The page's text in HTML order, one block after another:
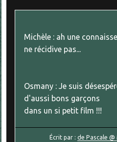
Michèle : ah une
ne récidive pas...
Osmany : Je suis
d'aussi bons garçons
dans un si petit film !!!
Écrit par : de Pascale @